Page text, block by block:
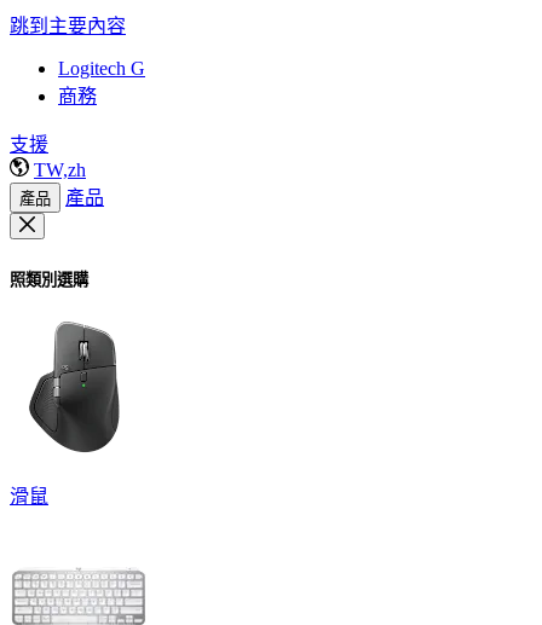
跳到主要內容
Logitech G
商務
支援
TW,zh
產品 產品
照類別選購
滑鼠